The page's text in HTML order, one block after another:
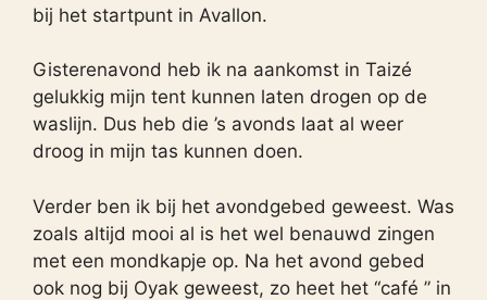
bij het startpunt in Avallon.
Gisterenavond heb ik na aankomst in Taizé
gelukkig mijn tent kunnen laten drogen op de
waslijn. Dus heb die ’s avonds laat al weer
droog in mijn tas kunnen doen.
Verder ben ik bij het avondgebed geweest. Was
zoals altijd mooi al is het wel benauwd zingen
met een mondkapje op. Na het avond gebed
ook nog bij Oyak geweest, zo heet het “café ” in